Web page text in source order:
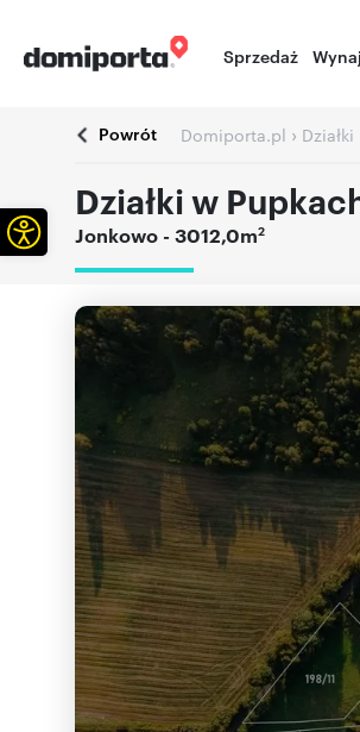
Sprzedaż
Powrót Domiporta.pl ›
Działki w
Jonkowo - 3012,0m2
Otwórz pasek narzędzi